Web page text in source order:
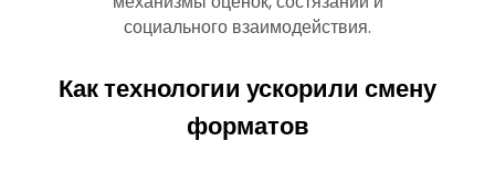
социального взаимодействия.
Как технологии ускорили смену
форматов